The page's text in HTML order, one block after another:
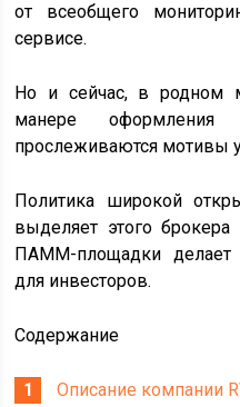
от всеобщего
сервисе.
Но и сейчас, в родном
манере
прослеживаются мотивы
Политика широкой
выделяет этого
ПАММ-площадки делает
для инвесторов.
Содержание
Описание компании